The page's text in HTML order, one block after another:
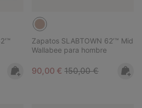
Zapatos SLABTOWN 62’™ Mid
Wallabee para hombre
Sale price:
90,00 € Regular price:
150,00 €